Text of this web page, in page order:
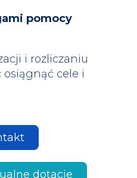
pomocy
i rozliczaniu
cele i
dotacje